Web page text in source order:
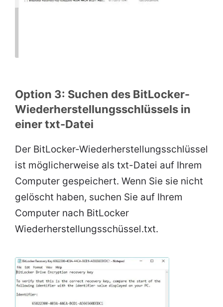
Option 3: Suchen des BitLocker-
Wiederherstellungsschlüssels in
einer txt-Datei
Der BitLocker-Wiederherstellungsschlüssel
ist möglicherweise als txt-Datei auf Ihrem
Computer gespeichert. Wenn Sie sie nicht
gelöscht haben, suchen Sie auf Ihrem
Computer nach BitLocker
Wiederherstellungsschüssel.txt.